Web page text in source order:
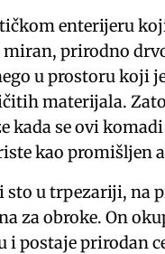
enterijeru koji
miran, prirodno
u prostoru koji
materijala.
kada se ovi
kao promišljen
sto u trpezariji, na
za obroke. On
i postaje prirodan